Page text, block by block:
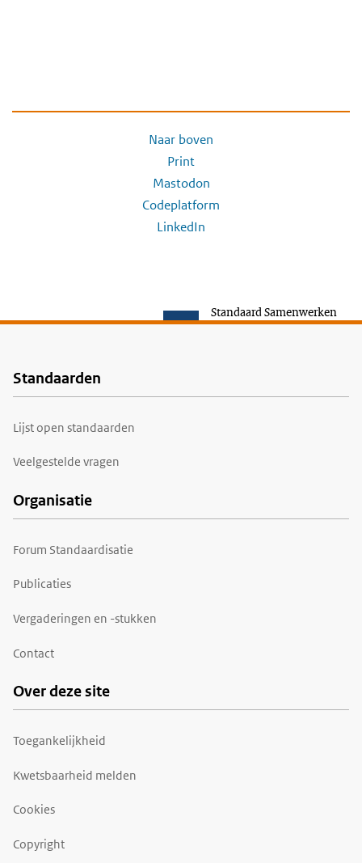
Naar boven
Print
Mastodon
Codeplatform
LinkedIn
Standaard Samenwerken
Voet
Standaarden
Lijst open standaarden
Veelgestelde vragen
Organisatie
Forum Standaardisatie
Publicaties
Vergaderingen en -stukken
Contact
Over deze site
Toegankelijkheid
Kwetsbaarheid melden
Cookies
Copyright